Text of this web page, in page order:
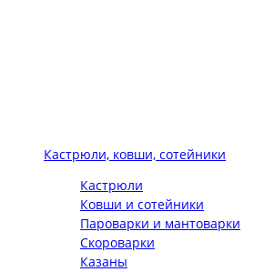
Кастрюли, ковши, сотейники
Кастрюли
Ковши и сотейники
Пароварки и мантоварки
Скороварки
Казаны